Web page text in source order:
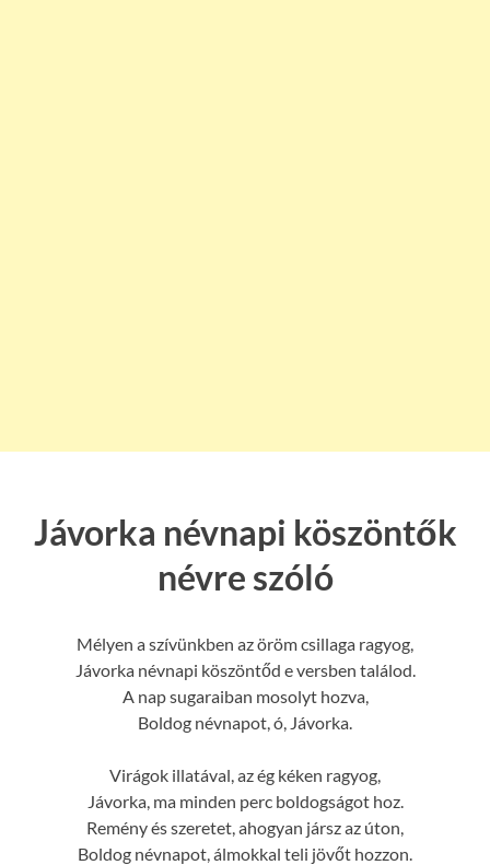
Jávorka névnapi köszöntők
névre szóló
Mélyen a szívünkben az öröm csillaga ragyog,
Jávorka névnapi köszöntőd e versben találod.
A nap sugaraiban mosolyt hozva,
Boldog névnapot, ó, Jávorka.
Virágok illatával, az ég kéken ragyog,
Jávorka, ma minden perc boldogságot hoz.
Remény és szeretet, ahogyan jársz az úton,
Boldog névnapot, álmokkal teli jövőt hozzon.